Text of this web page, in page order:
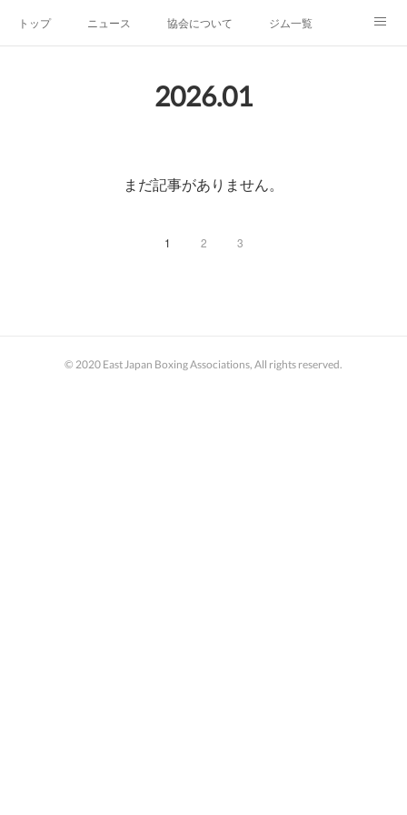
トップ ニュース 協会について ジム一覧
2026.01
まだ記事がありません。
1 2 3
© 2020 East Japan Boxing Associations, All rights reserved.